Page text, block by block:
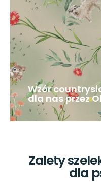
Wzór
dla nas przez
Zalety
dla